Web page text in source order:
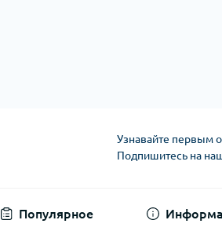
Узнавайте первым
Подпишитесь на
Популярное